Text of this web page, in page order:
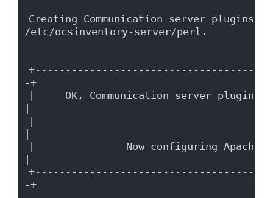
Creating Communication server plugins
/etc/ocsinventory-server/perl.
-+
|     OK, Communication server
|
|
|
|               Now configuring Apache
|
-+